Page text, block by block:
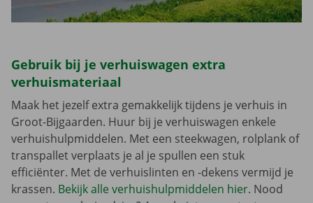
Gebruik bij je verhuiswagen extra
verhuismateriaal
Maak het jezelf extra gemakkelijk tijdens je verhuis in
Groot-Bijgaarden. Huur bij je verhuiswagen enkele
verhuishulpmiddelen. Met een steekwagen, rolplank of
transpallet verplaats je al je spullen een stuk
efficiënter. Met de verhuislinten en -dekens vermijd je
krassen. Bekijk alle verhuishulpmiddelen hier. Nood